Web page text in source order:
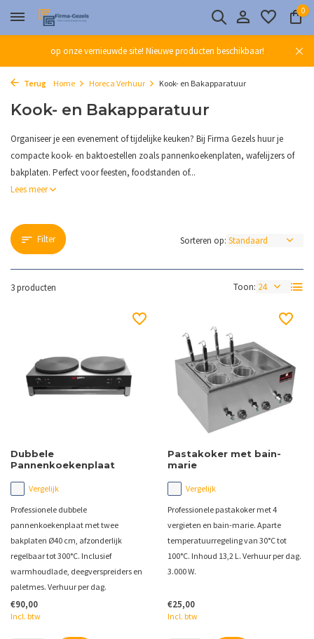
0
op onze vernieuwde site! Nieuwe producten beschikbaar!
Terug Home Horeca Verhuur Kook- en Bakapparatuur
Kook- en Bakapparatuur
Organiseer je een evenement of tijdelijke keuken? Bij Firma Gezels huur je
compacte kook- en baktoestellen zoals pannenkoekenplaten, wafelijzers of
bakplaten. Perfect voor feesten, foodstanden of...
Lees meer
Filter
3 producten Toon:
Sorteren op:
Dubbele
Pannenkoekenplaat
Vergelijk
Professionele dubbele
pannenkoekenplaat met twee
bakplaten Ø40 cm, afzonderlijk
regelbaar tot 300°C. Inclusief
warmhoudlade, deegverspreiders en
paletmes. Verhuur per dag.
€90,00
Incl. btw
Pastakoker met bain-
marie
Vergelijk
Professionele pastakoker met 4
vergieten en bain-marie. Aparte
temperatuurregeling van 30°C tot
100°C. Inhoud 13,2 L. Verhuur per dag.
3.000 W.
€25,00
Incl. btw